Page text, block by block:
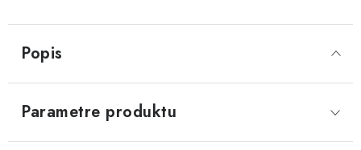
Popis
Parametre produktu